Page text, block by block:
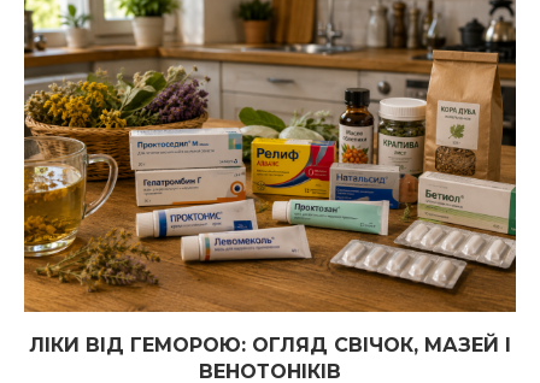
ЛІКИ ВІД ГЕМОРОЮ: ОГЛЯД СВІЧОК, МАЗЕЙ І
ВЕНОТОНІКІВ